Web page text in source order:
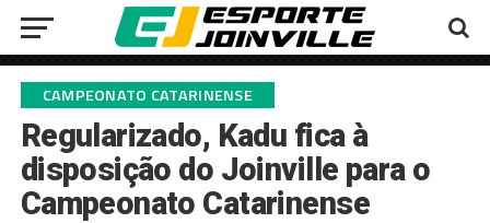
CAMPEONATO CATARINENSE
Regularizado, Kadu fica à
disposição do Joinville para o
Campeonato Catarinense